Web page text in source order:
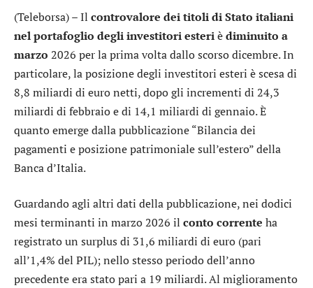
(Teleborsa) – Il controvalore dei titoli di Stato italiani
nel portafoglio degli investitori esterièdiminuito a
marzo 2026 per la prima volta dallo scorso dicembre. In
particolare, la posizione degli investitori esteri è scesa di
8,8 miliardi di euro netti, dopo gli incrementi di 24,3
miliardi di febbraio e di 14,1 miliardi di gennaio. È
quanto emerge dalla pubblicazione “Bilancia dei
pagamenti e posizione patrimoniale sull’estero” della
Banca d’Italia.
Guardando agli altri dati della pubblicazione, nei dodici
mesi terminanti in marzo 2026 il conto corrente ha
registrato un surplus di 31,6 miliardi di euro (pari
all’1,4% del PIL); nello stesso periodo dell’anno
precedente era stato pari a 19 miliardi. Al miglioramento